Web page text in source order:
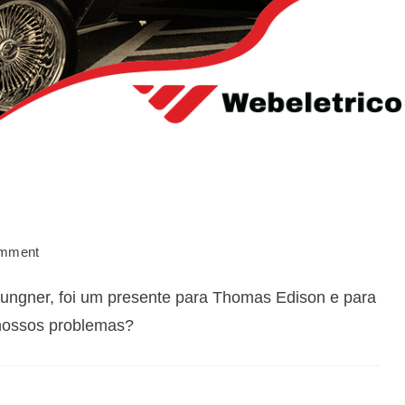
foi um presente para Thomas Edison e para
problemas?